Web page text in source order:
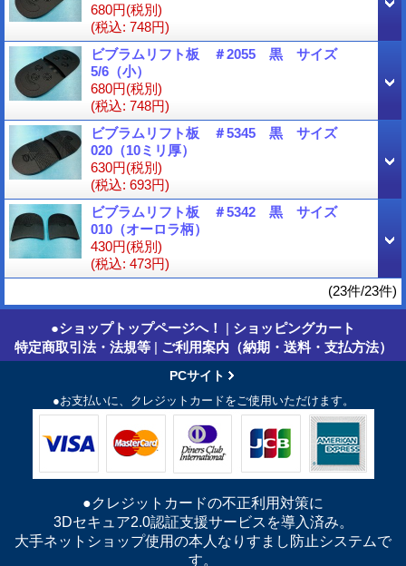
680円(税別)
(税込: 748円)
ビブラムリフト板 ＃2055 黒 サイズ
5/6（小）
680円(税別)
(税込: 748円)
ビブラムリフト板 ＃5345 黒 サイズ
020（10ミリ厚）
630円(税別)
(税込: 693円)
ビブラムリフト板 ＃5342 黒 サイズ
010（オーロラ柄）
430円(税別)
(税込: 473円)
(23件/23件)
●ショップトップページへ！ | ショッピングカート
特定商取引法・法規等 | ご利用案内（納期・送料・支払方法）
PCサイト
●お支払いに、クレジットカードをご使用いただけます。
●クレジットカードの不正利用対策に
3Dセキュア2.0認証支援サービスを導入済み。
大手ネットショップ使用の本人なりすまし防止システムで
す。